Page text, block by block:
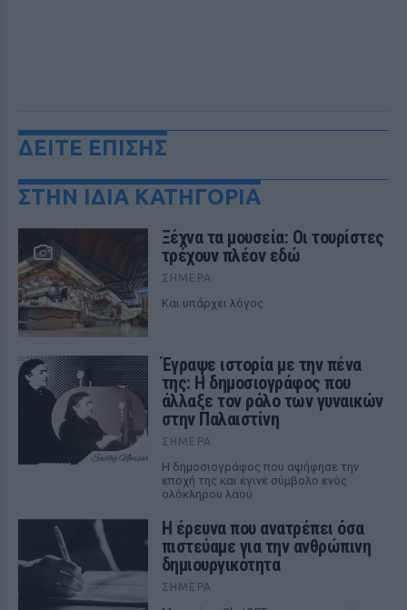
ΔΕΙΤΕ ΕΠΙΣΗΣ
ΣΤΗΝ ΙΔΙΑ ΚΑΤΗΓΟΡΙΑ
Ξέχνα τα μουσεία: Οι τουρίστες
τρέχουν πλέον εδώ
ΣΉΜΕΡΑ
Και υπάρχει λόγος
Έγραψε ιστορία με την πένα
της: Η δημοσιογράφος που
άλλαξε τον ρόλο των γυναικών
στην Παλαιστίνη
ΣΉΜΕΡΑ
Η δημοσιογράφος που αψήφησε την
εποχή της και έγινε σύμβολο ενός
ολόκληρου λαού
Η έρευνα που ανατρέπει όσα
πιστεύαμε για την ανθρώπινη
δημιουργικότητα
ΣΉΜΕΡΑ